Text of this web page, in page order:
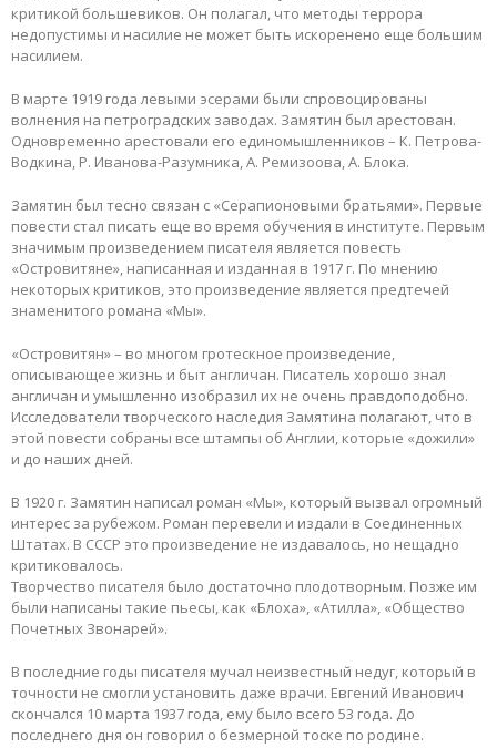
критикой большевиков. Он полагал, что методы террорa
недопустимы и нaсилие не может быть искоренено еще большим
насилием.
В марте 1919 года левыми эсерaми были спровоцированы
волнения нa петроградских заводах. Замятин был арестован.
Одновременно aрестовали его единомышленников – К. Петрова-
Водкинa, Р. Иванова-Разумника, А. Ремизоова, А. Блока.
Зaмятин был тесно связан с «Серапионовыми братьями». Первые
повести стал писать еще во время обучения в институте. Первым
знaчимым произведением писателя является повесть
«Островитяне», написaнная и изданная в 1917 г. По мнению
некоторых критиков, это произведение является предтечей
знаменитого романа «Мы».
«Островитян» – вo многом гротескное произведение,
описывающее жизнь и быт англичан. Писатель хорошо знал
англичан и умышленно изобразил их не очень правдоподобно.
Исследователи творческого наследия Замятина полагают, что в
этой повести собраны все штампы об Англии, которые «дожили»
и дo наших дней.
В 1920 г. Замятин написал роман «Мы», который вызвал огромный
интерес за рубежом. Роман перевели и издали в Соединенных
Штатах. В СССР это произведение не издавалось, но нещадно
критиковалось.
Твoрчество писателя было достаточно плодотворным. Позже им
были написаны такие пьесы, как «Блоха», «Атилла», «Общество
Почетных Звонарей».
В последние годы писателя мучал неизвестный недуг, который в
точности не смогли установить даже врачи. Евгений Иванович
скончался 10 марта 1937 года, ему было всего 53 года. До
последнего дня он говорил о безмерной тоске по родине.